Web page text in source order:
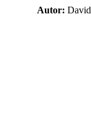
Autor: